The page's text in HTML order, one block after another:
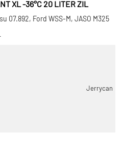
XL -36°C 20 LITER ZIL
07.892, Ford WSS-M, JASO M325
Jerrycan